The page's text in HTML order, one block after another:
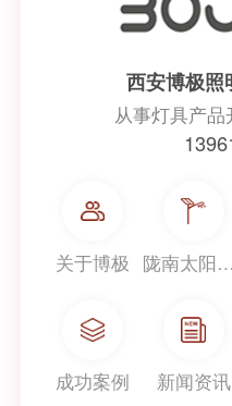
西安博极照
从事灯具产
关于博极 陇南太阳能路灯
成功案例 新闻资讯